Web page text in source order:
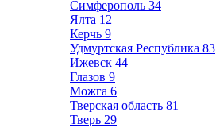
Симферополь 34
Ялта 12
Керчь 9
Удмуртская Республика 83
Ижевск 44
Глазов 9
Можга 6
Тверская область 81
Тверь 29